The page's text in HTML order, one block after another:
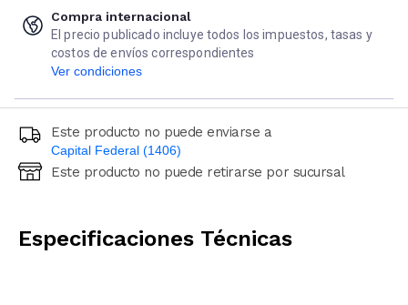
Compra internacional
El precio publicado incluye todos los impuestos, tasas y
costos de envíos correspondientes
Ver condiciones
Este producto no puede enviarse a
Capital Federal (1406)
Ingresá código postal (sólo números)
Este producto no puede retirarse por sucursal
Especificaciones Técnicas